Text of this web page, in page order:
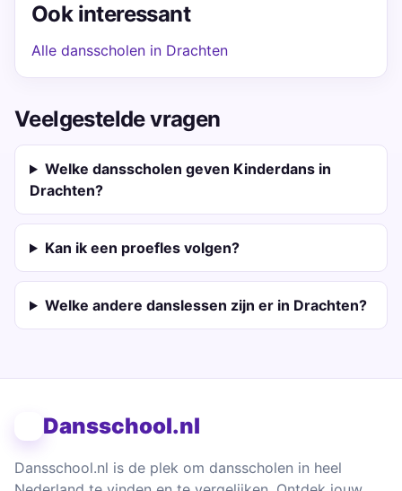
Ook interessant
Alle dansscholen in Drachten
Veelgestelde vragen
Welke dansscholen geven Kinderdans in
Drachten?
Kan ik een proefles volgen?
Welke andere danslessen zijn er in Drachten?
Dansschool.nl
Dansschool.nl is de plek om dansscholen in heel